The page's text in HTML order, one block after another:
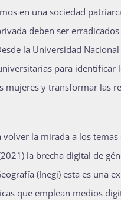
en una sociedad
deben ser
la Universidad
para identificar
mujeres y transformar las
la mirada a los
la brecha digital de
(Inegi) esta es una
que emplean medios